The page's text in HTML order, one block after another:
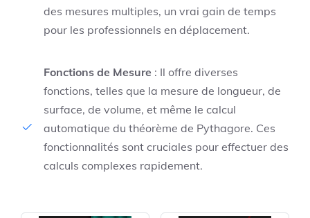
des mesures multiples, un vrai gain de temps
pour les professionnels en déplacement.
Fonctions de Mesure : Il offre diverses
fonctions, telles que la mesure de longueur, de
surface, de volume, et même le calcul
automatique du théorème de Pythagore. Ces
fonctionnalités sont cruciales pour effectuer des
calculs complexes rapidement.